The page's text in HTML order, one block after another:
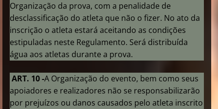
Organização da prova, com a penalidade de
desclassificação do atleta que não o fizer. No ato da
inscrição o atleta estará aceitando as condições
estipuladas neste Regulamento. Será distribuída
água aos atletas durante a prova.
ART. 10 -A Organização do evento, bem como seus
apoiadores e realizadores não se responsabilizarão
por prejuízos ou danos causados pelo atleta inscrito